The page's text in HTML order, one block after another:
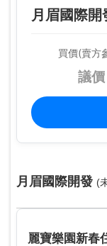
月眉國際開
買價(賣方
議價
月眉國際開發 (
麗寶樂園新春